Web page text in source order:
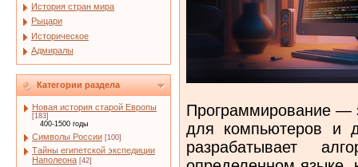
История стран мира
Рыцари
Историческое
Адмиралы
Категории раздела
Новая история старой Европы
[183]
400-1500 годы
Символы России [100]
Тайны египетской экспедиции
Наполеона [42]
Программирование —
для компьютеров и
разрабатывает